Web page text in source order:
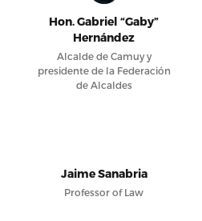
Hon. Gabriel “Gaby”
Hernández
Alcalde de Camuy y
presidente de la Federación
de Alcaldes
Jaime Sanabria
Professor of Law